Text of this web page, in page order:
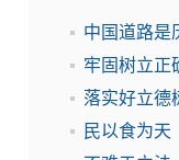
中国道路是
牢固树立正
落实好立德
民以食为天